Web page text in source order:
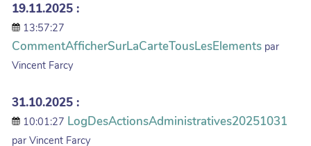
19.11.2025 :
13:57:27
CommentAfficherSurLaCarteTousLesElements par
Vincent Farcy
31.10.2025 :
10:01:27 LogDesActionsAdministratives20251031
par Vincent Farcy